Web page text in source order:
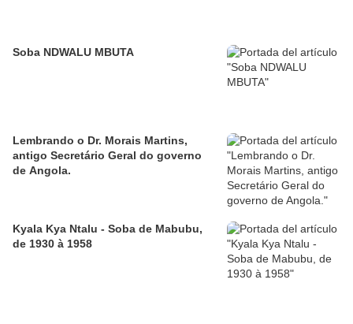
Soba NDWALU MBUTA
Lembrando o Dr. Morais Martins,
antigo Secretário Geral do governo
de Angola.
Kyala Kya Ntalu - Soba de Mabubu,
de 1930 à 1958